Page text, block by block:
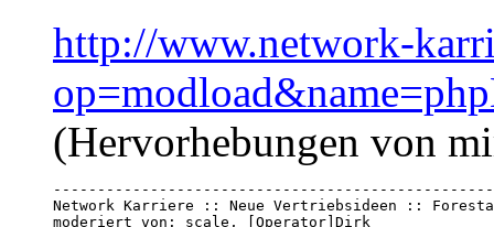
http://www.network-
(Hervorhebungen von
Network Karriere :: Neue Vertriebsideen ::
moderiert von: scale, [Operator]Dirk